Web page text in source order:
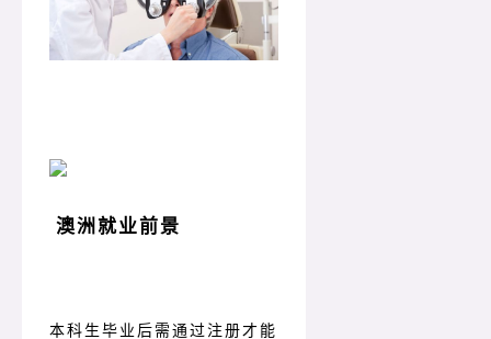
澳洲就业前景
本科生毕业后需通过注册才能